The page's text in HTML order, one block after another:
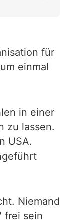
für
einmal
in einer
zu lassen.
USA.
Niemand
frei sein